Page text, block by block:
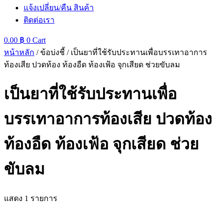
แจ้งเปลี่ยน/คืน สินค้า
ติดต่อเรา
0.00 ฿ 0 Cart
หน้าหลัก / ข้อบ่งชี้ / เป็นยาที่ใช้รับประทานเพื่อบรรเทาอาการ
ท้องเสีย ปวดท้อง ท้องอืด ท้องเฟ้อ จุกเสียด ช่วยขับลม
เป็นยาที่ใช้รับประทานเพื่อ
บรรเทาอาการท้องเสีย ปวดท้อง
ท้องอืด ท้องเฟ้อ จุกเสียด ช่วย
ขับลม
แสดง 1 รายการ